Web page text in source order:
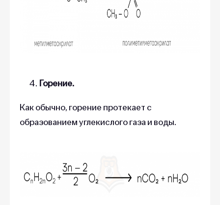
Горение.
Как обычно, горение протекает с
образованием углекислого газа и воды.